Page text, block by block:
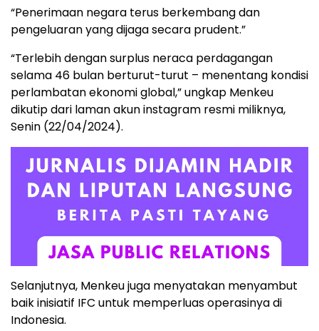
“Penerimaan negara terus berkembang dan
pengeluaran yang dijaga secara prudent.”
“Terlebih dengan surplus neraca perdagangan
selama 46 bulan berturut-turut – menentang kondisi
perlambatan ekonomi global,” ungkap Menkeu
dikutip dari laman akun instagram resmi miliknya,
Senin (22/04/2024).
Selanjutnya, Menkeu juga menyatakan menyambut
baik inisiatif IFC untuk memperluas operasinya di
Indonesia.